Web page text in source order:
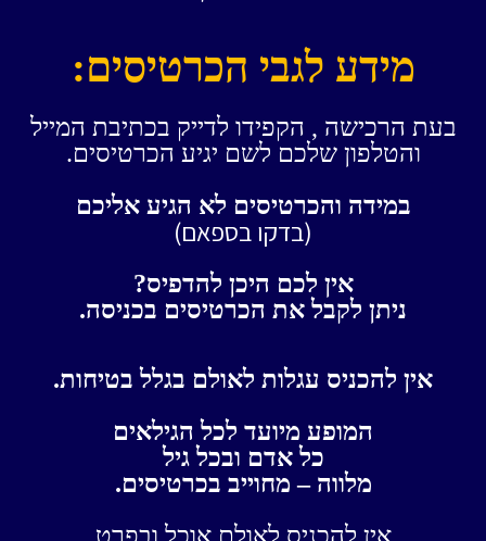
מידע לגבי הכרטיסים:
בעת הרכישה , הקפידו לדייק בכתיבת המייל
והטלפון שלכם לשם יגיע הכרטיסים.
במידה והכרטיסים לא הגיע אליכם
(בדקו בספאם)
אין לכם היכן להדפיס?
ניתן לקבל את הכרטיסים בכניסה.
אין להכניס עגלות לאולם בגלל בטיחות.
המופע מיועד לכל הגילאים
כל אדם ובכל גיל
מלווה – מחוייב בכרטיסים.